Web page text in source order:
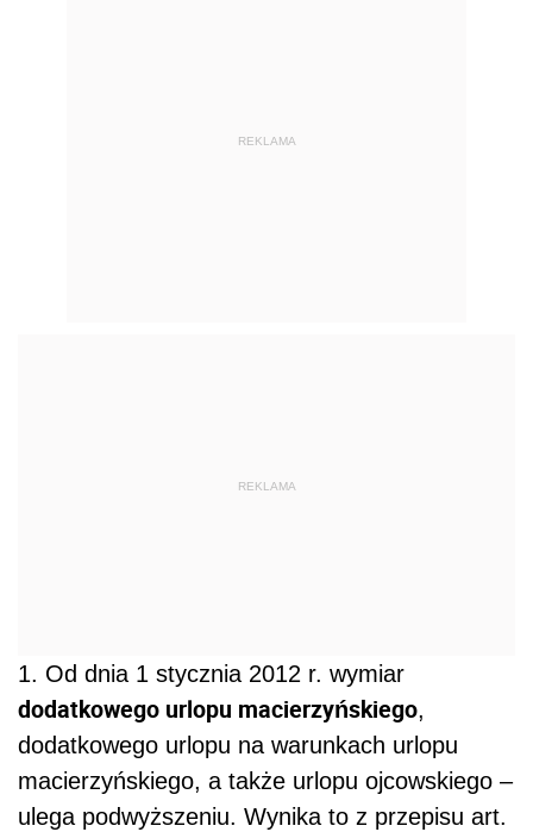
REKLAMA
REKLAMA
1. Od dnia 1 stycznia 2012 r. wymiar
dodatkowego urlopu macierzyńskiego,
dodatkowego urlopu na warunkach urlopu
macierzyńskiego, a także urlopu ojcowskiego –
ulega podwyższeniu. Wynika to z przepisu art.